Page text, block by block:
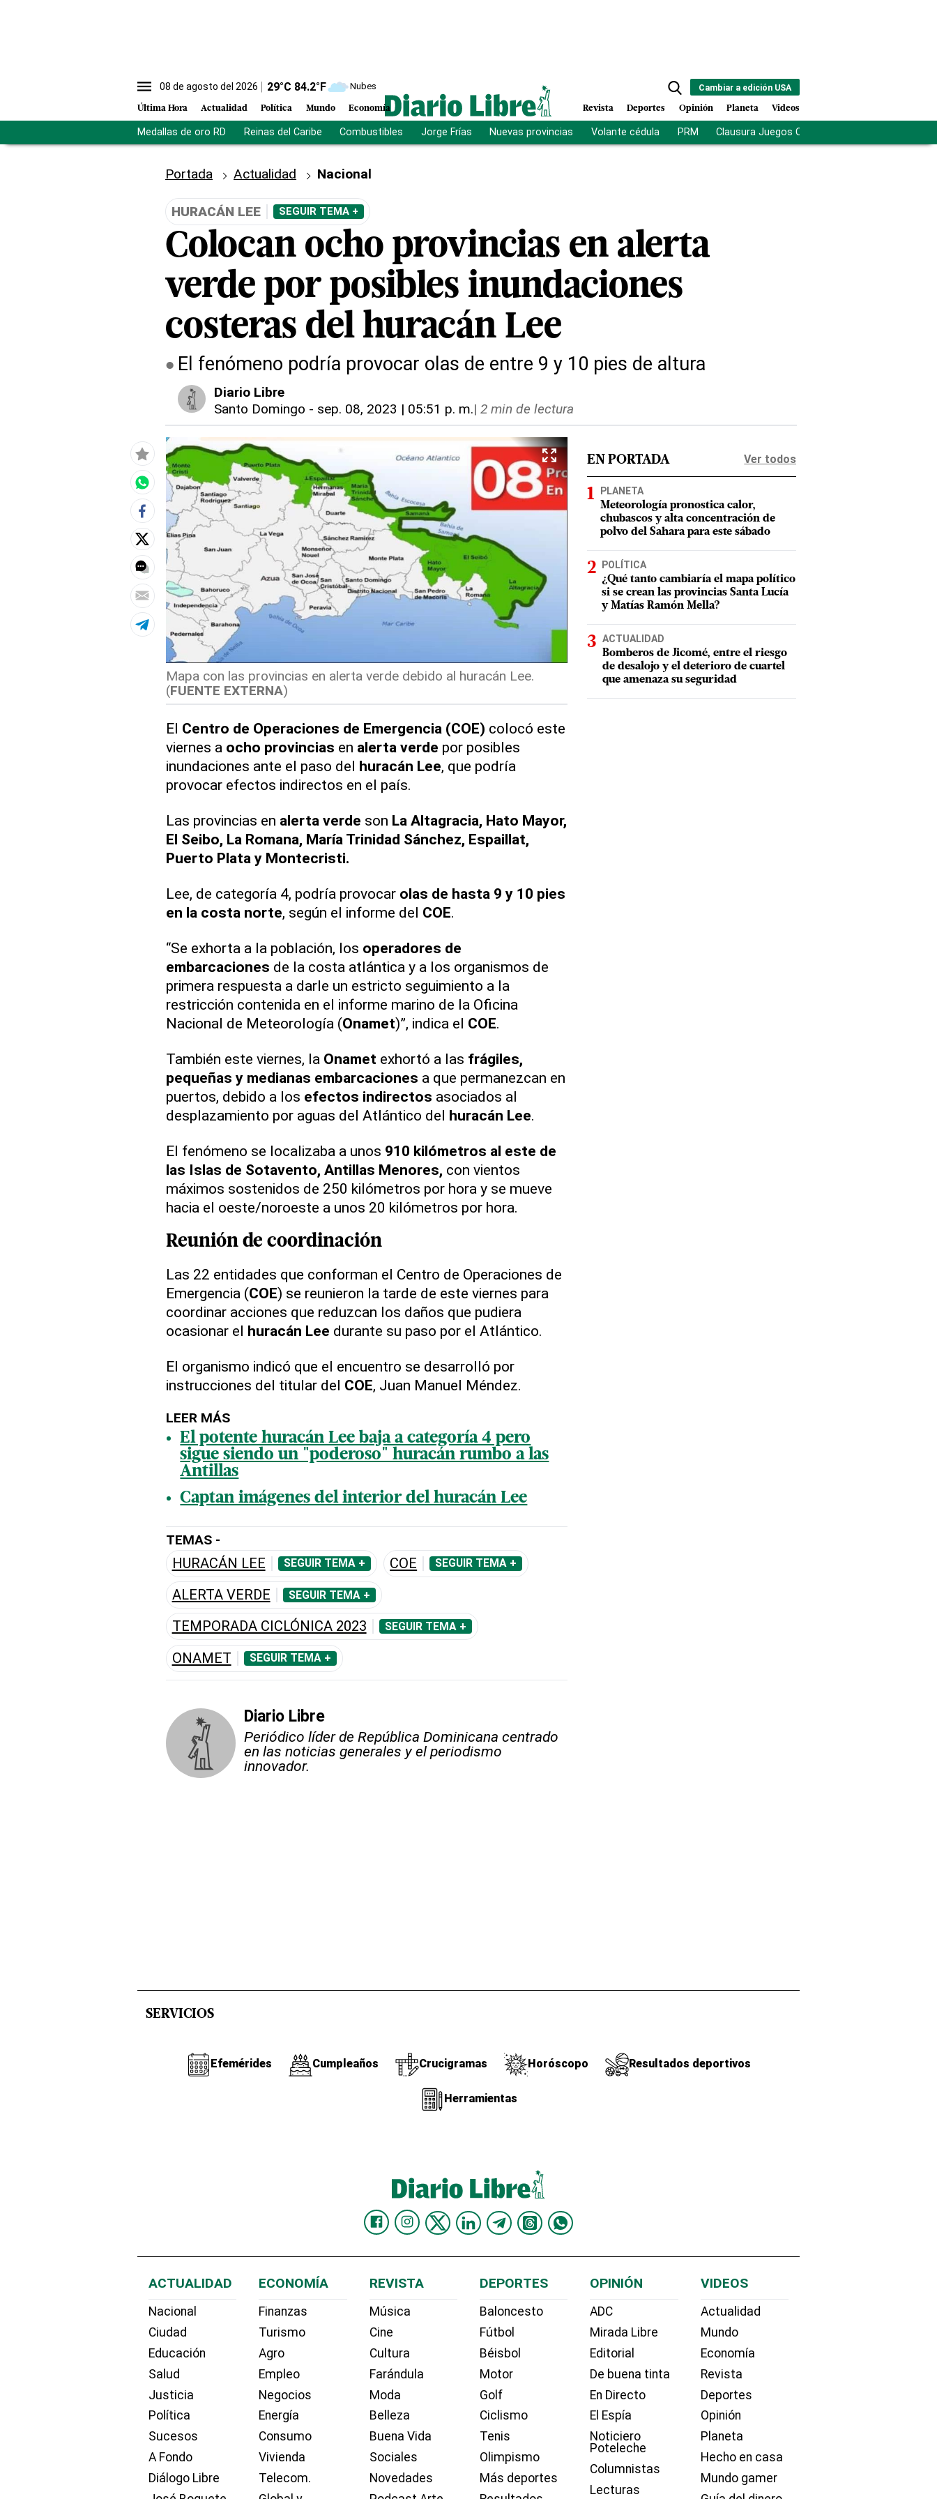
08 de agosto del 2026 29°C 84.2°F Nubes
Última Hora Actualidad Política Mundo Economía
Cambiar a edición USA
Revista Deportes Opinión Planeta Videos
Medallas de oro RD Reinas del Caribe Combustibles Jorge Frías Nuevas provincias Volante cédula PRM Clausura Juegos Centroamericanos
Portada Actualidad Nacional
HURACÁN LEE SEGUIR TEMA +
Colocan ocho provincias en alerta
verde por posibles inundaciones
costeras del huracán Lee
El fenómeno podría provocar olas de entre 9 y 10 pies de altura
Diario Libre
Santo Domingo - sep. 08, 2023 | 05:51 p. m.| 2 min de lectura
Mapa con las provincias en alerta verde debido al huracán Lee.
(FUENTE EXTERNA)
El Centro de Operaciones de Emergencia (COE) colocó este
viernes a ocho provincias en alerta verde por posibles
inundaciones ante el paso del huracán Lee, que podría
provocar efectos indirectos en el país.
Las provincias en alerta verde son La Altagracia, Hato Mayor,
El Seibo, La Romana, María Trinidad Sánchez, Espaillat,
Puerto Plata y Montecristi.
Lee, de categoría 4, podría provocar olas de hasta 9 y 10 pies
en la costa norte, según el informe del COE.
“Se exhorta a la población, los operadores de
embarcaciones de la costa atlántica y a los organismos de
primera respuesta a darle un estricto seguimiento a la
restricción contenida en el informe marino de la Oficina
Nacional de Meteorología (Onamet)”, indica el COE.
También este viernes, la Onamet exhortó a las frágiles,
pequeñas y medianas embarcaciones a que permanezcan en
puertos, debido a los efectos indirectos asociados al
desplazamiento por aguas del Atlántico del huracán Lee.
El fenómeno se localizaba a unos 910 kilómetros al este de
las Islas de Sotavento, Antillas Menores, con vientos
máximos sostenidos de 250 kilómetros por hora y se mueve
hacia el oeste/noroeste a unos 20 kilómetros por hora.
Reunión de coordinación
Las 22 entidades que conforman el Centro de Operaciones de
Emergencia (COE) se reunieron la tarde de este viernes para
coordinar acciones que reduzcan los daños que pudiera
ocasionar el huracán Lee durante su paso por el Atlántico.
El organismo indicó que el encuentro se desarrolló por
instrucciones del titular del COE, Juan Manuel Méndez.
LEER MÁS
El potente huracán Lee baja a categoría 4 pero
sigue siendo un "poderoso" huracán rumbo a las
Antillas
Captan imágenes del interior del huracán Lee
TEMAS -
HURACÁN LEE SEGUIR TEMA + COE SEGUIR TEMA +
ALERTA VERDE SEGUIR TEMA +
TEMPORADA CICLÓNICA 2023 SEGUIR TEMA +
ONAMET SEGUIR TEMA +
Diario Libre
Periódico líder de República Dominicana centrado
en las noticias generales y el periodismo
innovador.
EN PORTADA Ver todos
PLANETA
Meteorología pronostica calor,
chubascos y alta concentración de
polvo del Sahara para este sábado
POLÍTICA
¿Qué tanto cambiaría el mapa político
si se crean las provincias Santa Lucía
y Matías Ramón Mella?
ACTUALIDAD
Bomberos de Jicomé, entre el riesgo
de desalojo y el deterioro de cuartel
que amenaza su seguridad
SERVICIOS
Efemérides Cumpleaños Crucigramas Horóscopo Resultados deportivos
Herramientas
ACTUALIDAD
Nacional
Ciudad
Educación
Salud
Justicia
Política
Sucesos
A Fondo
Diálogo Libre
ECONOMÍA
Finanzas
Turismo
Agro
Empleo
Negocios
Energía
Consumo
Vivienda
Telecom.
REVISTA
Música
Cine
Cultura
Farándula
Moda
Belleza
Buena Vida
Sociales
Novedades
DEPORTES
Baloncesto
Fútbol
Béisbol
Motor
Golf
Ciclismo
Tenis
Olimpismo
Más deportes
OPINIÓN
ADC
Mirada Libre
Editorial
De buena tinta
En Directo
El Espía
Noticiero
Poteleche
Columnistas
Lecturas
VIDEOS
Actualidad
Mundo
Economía
Revista
Deportes
Opinión
Planeta
Hecho en casa
Mundo gamer